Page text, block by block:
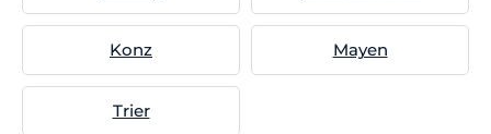
Konz Mayen
Trier